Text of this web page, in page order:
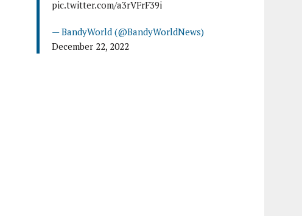
pic.twitter.com/a3rVFrF39i
— BandyWorld (@BandyWorldNews)
December 22, 2022